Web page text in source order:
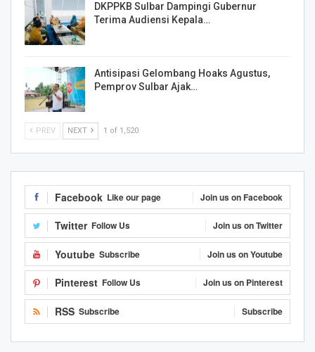
DKPPKB Sulbar Dampingi Gubernur
Terima Audiensi Kepala…
Antisipasi Gelombang Hoaks Agustus,
Pemprov Sulbar Ajak…
PREV NEXT 1 of 1,520
Facebook Like our page Join us on Facebook
Twitter Follow Us Join us on Twitter
Youtube Subscribe Join us on Youtube
Pinterest Follow Us Join us on Pinterest
RSS Subscribe Subscribe